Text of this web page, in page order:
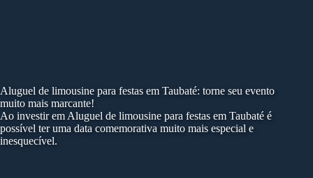
Aluguel de limousine para festas em Taubaté: torne seu evento
muito mais marcante!
Ao investir em Aluguel de limousine para festas em Taubaté é
possível ter uma data comemorativa muito mais especial e
inesquecível.